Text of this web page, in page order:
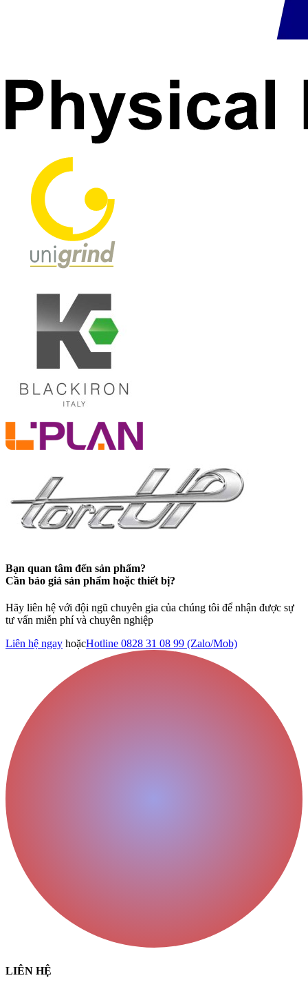
Bạn quan tâm đến sản phẩm?
Cần báo giá sản phẩm hoặc thiết bị?
Hãy liên hệ với đội ngũ chuyên gia của chúng tôi để nhận được sự
tư vấn miễn phí và chuyên nghiệp
Liên hệ ngay hoặcHotline 0828 31 08 99 (Zalo/Mob)
LIÊN HỆ